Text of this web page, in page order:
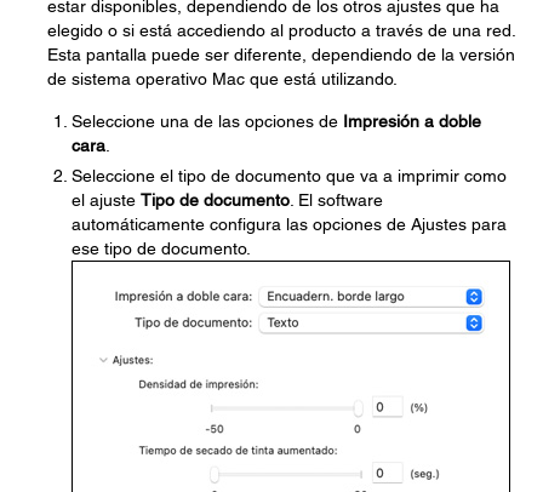
estar disponibles, dependiendo de los otros ajustes que ha
elegido o si está accediendo al producto a través de una red.
Esta pantalla puede ser diferente, dependiendo de la versión
de sistema operativo Mac que está utilizando.
Seleccione una de las opciones de Impresión a doble
cara
Seleccione el tipo de documento que va a imprimir como
el ajuste Tipo de documento . El software
automáticamente configura las opciones de Ajustes para
ese tipo de documento.